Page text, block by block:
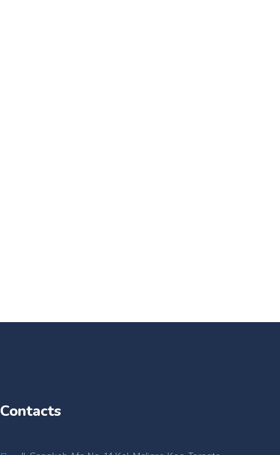
Contacts